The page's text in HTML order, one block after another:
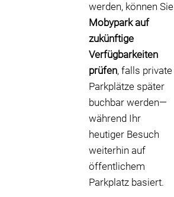
werden, können Sie
Mobypark auf
zukünftige
Verfügbarkeiten
prüfen, falls private
Parkplätze später
buchbar werden—
während Ihr
heutiger Besuch
weiterhin auf
öffentlichem
Parkplatz basiert.